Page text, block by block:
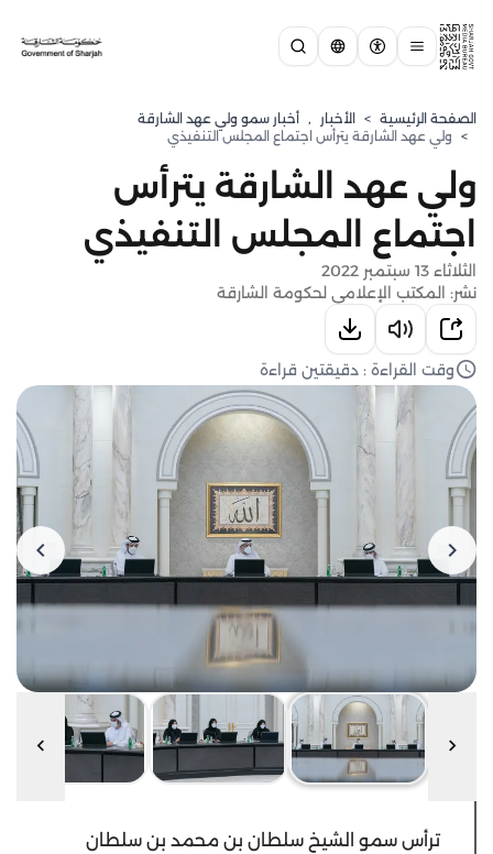
الصفحة الرئيسية > الأخبار , ⁠أخبار سمو ولي عهد الشارقة
> ولي عهد الشارقة يترأس اجتماع المجلس التنفيذي
ولي عهد الشارقة يترأس
اجتماع المجلس التنفيذي
الثلاثاء 13 سبتمبر 2022
نشر: المكتب الإعلامي لحكومة الشارقة
وقت القراءة : دقيقتين قراءة
ترأس سمو الشيخ سلطان بن محمد بن سلطان